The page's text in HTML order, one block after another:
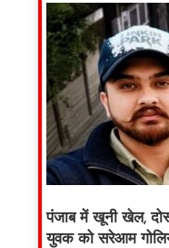
पंजाब में खूनी खेल,
युवक को सरेआम